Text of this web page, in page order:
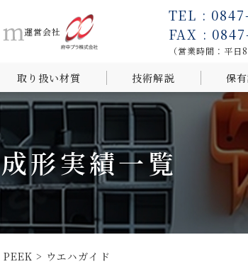
運営会社
TEL :
FAX :
（営業時間：平
取り扱い材質 技術解説 保
成形実績一覧
PEEK > ウエハガイド